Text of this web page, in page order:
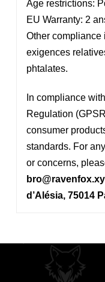
Age restrictions:
EU Warranty: 2
Other compliance
exigences
phtalates.
In compliance
Regulation
consumer
standards. For
or concerns,
d’Alésia, 75014